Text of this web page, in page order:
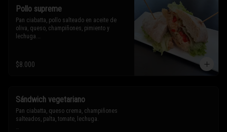
Pollo supreme
Pan ciabatta, pollo salteado en aceite de
oliva, queso, champiñones, pimiento y
lechuga.
* Los ingredientes no son intercambiables.
Sólo puedes solicitar eliminar un
$8.000
Sándwich vegetariano
Pan ciabatta, queso crema, champiñones
salteados, palta, tomate, lechuga.